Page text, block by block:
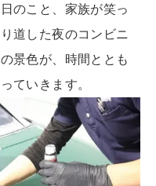
のこと、家族が笑っ
道した夜のコンビニ
景色が、時間ととも
ていきます。